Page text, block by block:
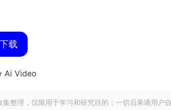
载
整理，仅限用于学习和研究目的；一切后果请用户